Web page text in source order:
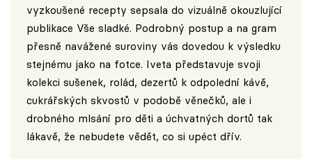
vyzkoušené recepty sepsala do vizuálně okouzlující
publikace Vše sladké. Podrobný postup a na gram
přesně navážené suroviny vás dovedou k výsledku
stejnému jako na fotce. Iveta představuje svoji
kolekci sušenek, rolád, dezertů k odpolední kávě,
cukrářských skvostů v podobě věnečků, ale i
drobného mlsání pro děti a úchvatných dortů tak
lákavě, že nebudete vědět, co si upéct dřív.